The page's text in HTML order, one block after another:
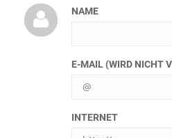
NAME
E-MAIL (WIRD NICHT
INTERNET